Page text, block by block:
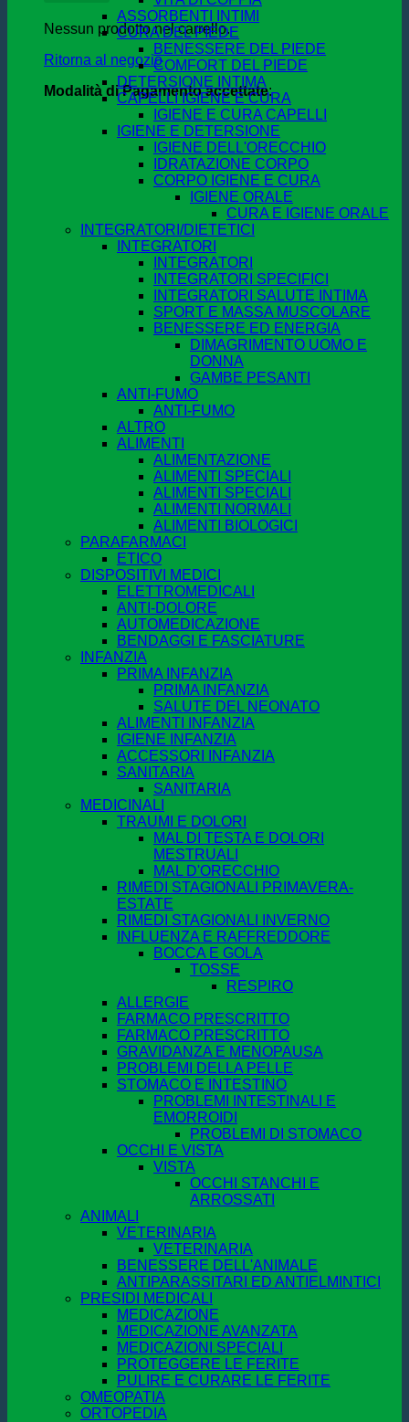
Nessun prodotto nel carrello.
Ritorna al negozio
Modalità di Pagamento accettate:
ASSORBENTI INTIMI
CURA DEL PIEDE
BENESSERE DEL PIEDE
COMFORT DEL PIEDE
DETERSIONE INTIMA
CAPELLI IGIENE E CURA
IGIENE E CURA CAPELLI
IGIENE E DETERSIONE
IGIENE DELL'ORECCHIO
IDRATAZIONE CORPO
CORPO IGIENE E CURA
IGIENE ORALE
CURA E IGIENE ORALE
INTEGRATORI/DIETETICI
INTEGRATORI
INTEGRATORI
INTEGRATORI SPECIFICI
INTEGRATORI SALUTE INTIMA
SPORT E MASSA MUSCOLARE
BENESSERE ED ENERGIA
DIMAGRIMENTO UOMO E
DONNA
GAMBE PESANTI
ANTI-FUMO
ANTI-FUMO
ALTRO
ALIMENTI
ALIMENTAZIONE
ALIMENTI SPECIALI
ALIMENTI SPECIALI
ALIMENTI NORMALI
ALIMENTI BIOLOGICI
PARAFARMACI
ETICO
DISPOSITIVI MEDICI
ELETTROMEDICALI
ANTI-DOLORE
AUTOMEDICAZIONE
BENDAGGI E FASCIATURE
INFANZIA
PRIMA INFANZIA
PRIMA INFANZIA
SALUTE DEL NEONATO
ALIMENTI INFANZIA
IGIENE INFANZIA
ACCESSORI INFANZIA
SANITARIA
SANITARIA
MEDICINALI
TRAUMI E DOLORI
MAL DI TESTA E DOLORI
MESTRUALI
MAL D'ORECCHIO
RIMEDI STAGIONALI PRIMAVERA-
ESTATE
RIMEDI STAGIONALI INVERNO
INFLUENZA E RAFFREDDORE
BOCCA E GOLA
TOSSE
RESPIRO
ALLERGIE
FARMACO PRESCRITTO
FARMACO PRESCRITTO
GRAVIDANZA E MENOPAUSA
PROBLEMI DELLA PELLE
STOMACO E INTESTINO
PROBLEMI INTESTINALI E
EMORROIDI
PROBLEMI DI STOMACO
OCCHI E VISTA
VISTA
OCCHI STANCHI E
ARROSSATI
ANIMALI
VETERINARIA
VETERINARIA
BENESSERE DELL'ANIMALE
ANTIPARASSITARI ED ANTIELMINTICI
PRESIDI MEDICALI
MEDICAZIONE
MEDICAZIONE AVANZATA
MEDICAZIONI SPECIALI
PROTEGGERE LE FERITE
PULIRE E CURARE LE FERITE
OMEOPATIA
ORTOPEDIA